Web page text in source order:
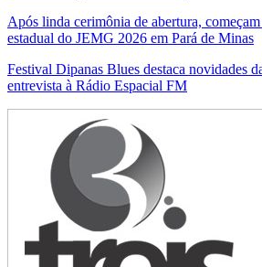
Após linda cerimônia de abertura, começam
estadual do JEMG 2026 em Pará de Minas
Festival Dipanas Blues destaca novidades
entrevista à Rádio Espacial FM